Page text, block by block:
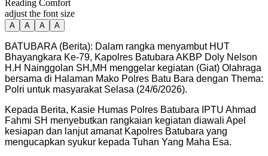
Reading Comfort
adjust the font size
A A A A
BATUBARA (Berita): Dalam rangka menyambut HUT
Bhayangkara Ke-79, Kapolres Batubara AKBP Doly Nelson
H.H Nainggolan SH,MH menggelar kegiatan (Giat) Olahraga
bersama di Halaman Mako Polres Batu Bara dengan Thema:
Polri untuk masyarakat Selasa (24/6/2026).
Kepada Berita, Kasie Humas Polres Batubara IPTU Ahmad
Fahmi SH menyebutkan rangkaian kegiatan diawali Apel
kesiapan dan lanjut amanat Kapolres Batubara yang
mengucapkan syukur kepada Tuhan Yang Maha Esa.